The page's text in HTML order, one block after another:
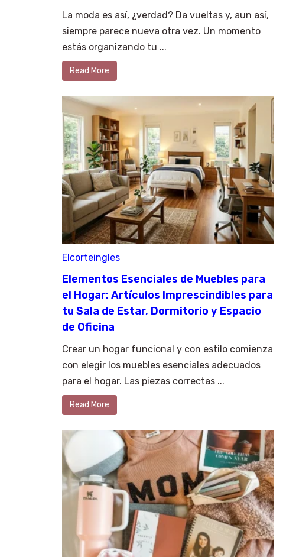
La moda es así, ¿verdad? Da vueltas y, aun así,
siempre parece nueva otra vez. Un momento
estás organizando tu ...
Read More
Elcorteingles
Elementos Esenciales de Muebles para
el Hogar: Artículos Imprescindibles para
tu Sala de Estar, Dormitorio y Espacio
de Oficina
Crear un hogar funcional y con estilo comienza
con elegir los muebles esenciales adecuados
para el hogar. Las piezas correctas ...
Read More